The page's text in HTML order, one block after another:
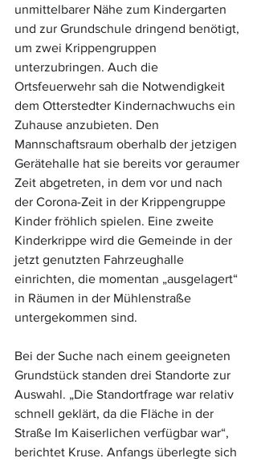
unmittelbarer Nähe zum Kindergarten
und zur Grundschule dringend benötigt,
um zwei Krippengruppen
unterzubringen. Auch die
Ortsfeuerwehr sah die Notwendigkeit
dem Otterstedter Kindernachwuchs ein
Zuhause anzubieten. Den
Mannschaftsraum oberhalb der jetzigen
Gerätehalle hat sie bereits vor geraumer
Zeit abgetreten, in dem vor und nach
der Corona-Zeit in der Krippengruppe
Kinder fröhlich spielen. Eine zweite
Kinderkrippe wird die Gemeinde in der
jetzt genutzten Fahrzeughalle
einrichten, die momentan „ausgelagert“
in Räumen in der Mühlenstraße
untergekommen sind.
Bei der Suche nach einem geeigneten
Grundstück standen drei Standorte zur
Auswahl. „Die Standortfrage war relativ
schnell geklärt, da die Fläche in der
Straße Im Kaiserlichen verfügbar war“,
berichtet Kruse. Anfangs überlegte sich